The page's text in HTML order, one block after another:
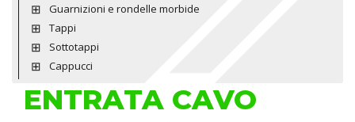
Guarnizioni e rondelle morbide
Tappi
Sottotappi
Cappucci
ENTRATA CAVO